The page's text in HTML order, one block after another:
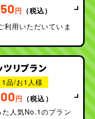
円 （税込）
用いただいていま
ツリプラン
品/お1人様
円 （税込）
人気No.1のプラン